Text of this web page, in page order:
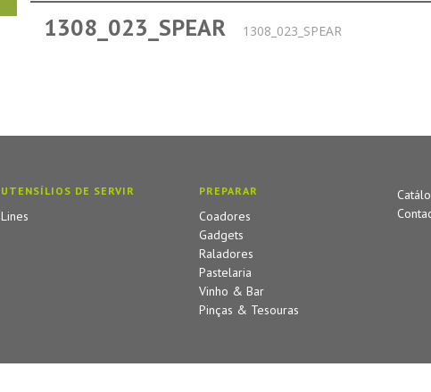
1308_023_SPEAR 1308_023_SPEAR
UTENSÍLIOS DE SERVIR
Lines
PREPARAR
Coadores
Gadgets
Raladores
Pastelaria
Vinho & Bar
Pinças & Tesouras